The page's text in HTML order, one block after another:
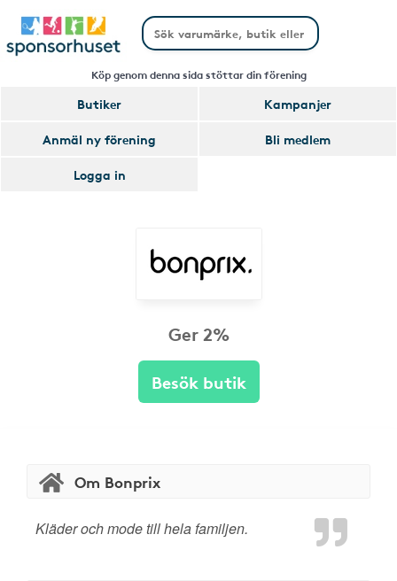
Köp genom denna sida stöttar din förening
Butiker
Kampanjer
Anmäl ny förening
Bli medlem
Logga in
Ger 2%
Besök butik
Om Bonprix
Kläder och mode till hela familjen.